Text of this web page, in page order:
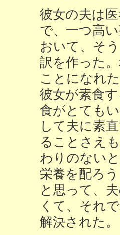
彼女の夫は
で、一つ高
おいて、そ
訳を作った
ことになれ
彼女が素食
食がとても
して夫に素
ることさえ
わりのない
栄養を配ろ
と思って、
くて、それ
解決された。